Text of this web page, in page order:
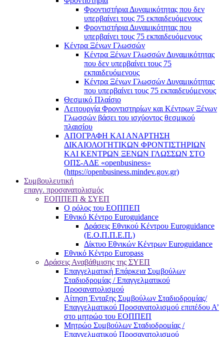
Φροντιστήρια Δυναμικότητας που δεν
υπερβαίνει τους 75 εκπαιδευόμενους
Φροντιστήρια Δυναμικότητας που
υπερβαίνει τους 75 εκπαιδευόμενους
Κέντρα Ξένων Γλωσσών
Kέντρα Ξένων Γλωσσών Δυναμικότητας
που δεν υπερβαίνει τους 75
εκπαιδευόμενους
Kέντρα Ξένων Γλωσσών Δυναμικότητας
που υπερβαίνει τους 75 εκπαιδευόμενους
Θεσμικό Πλαίσιο
Λειτουργία Φροντιστηρίων και Κέντρων Ξένων
Γλωσσών βάσει του ισχύοντος θεσμικού
πλαισίου
ΑΠΟΓΡΑΦΗ ΚΑΙ ΑΝΑΡΤΗΣΗ
ΔΙΚΑΙΟΛΟΓΗΤΙΚΩΝ ΦΡΟΝΤΙΣΤΗΡΙΩΝ
ΚΑΙ ΚΕΝΤΡΩΝ ΞΕΝΩΝ ΓΛΩΣΣΩΝ ΣΤΟ
ΟΠΣ-ΑΔΕ «openbusiness»
(https://openbusiness.mindev.gov.gr)
Συμβουλευτική
επαγγ. προσανατολισμός
ΕΟΠΠΕΠ & ΣΥΕΠ
Ο ρόλος του ΕΟΠΠΕΠ
Εθνικό Κέντρο Euroguidance
Δράσεις Εθνικού Κέντρου Euroguidance
(Ε.Ο.Π.Π.Ε.Π.)
Δίκτυο Εθνικών Κέντρων Euroguidance
Εθνικό Κέντρο Europass
Δράσεις Αναβάθμισης της ΣΥΕΠ
Επαγγελματική Επάρκεια Συμβούλων
Σταδιοδρομίας / Επαγγελματικού
Προσανατολισμού
Αίτηση Ένταξης Συμβούλων Σταδιοδρομίας/
Επαγγελματικού Προσανατολισμού επιπέδου Α’
στο μητρώο του ΕΟΠΠΕΠ
Μητρώο Συμβούλων Σταδιοδρομίας /
Επαγγελματικού Προσανατολισμού